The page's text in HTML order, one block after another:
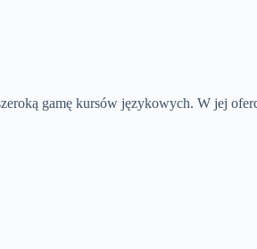
gamę kursów językowych. W jej